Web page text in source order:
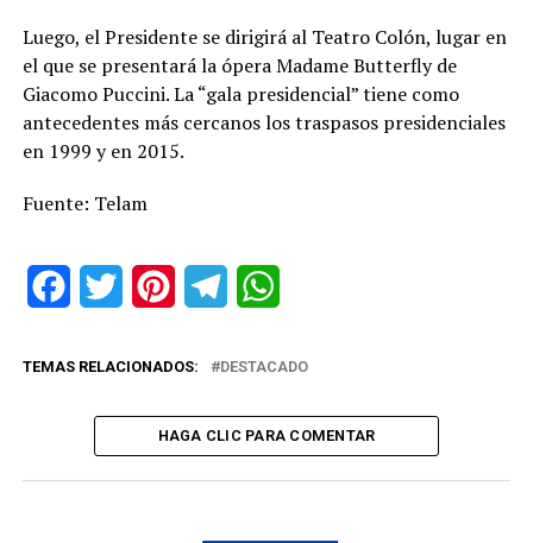
Luego, el Presidente se dirigirá al Teatro Colón, lugar en
el que se presentará la ópera Madame Butterfly de
Giacomo Puccini. La “gala presidencial” tiene como
antecedentes más cercanos los traspasos presidenciales
en 1999 y en 2015.
Fuente: Telam
FacebookTwitter PinterestTelegram
TEMAS RELACIONADOS: DESTACADO
HAGA CLIC PARA COMENTAR